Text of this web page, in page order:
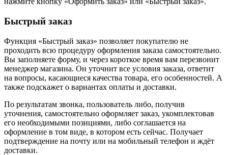
Быстрый заказ
Функция «Быстрый заказ» позволяет покупателю не
проходить всю процедуру оформления заказа самостоятельно.
Вы заполняете форму, и через короткое время вам перезвонит
менеджер магазина. Он уточнит все условия заказа, ответит
на вопросы, касающиеся качества товара, его особенностей. А
также подскажет о вариантах оплаты и доставки.
По результатам звонка, пользователь либо, получив
уточнения, самостоятельно оформляет заказ, укомплектовав
его необходимыми позициями, либо соглашается на
оформление в том виде, в котором есть сейчас. Получает
подтверждение на почту или на мобильный телефон и ждёт
доставки.